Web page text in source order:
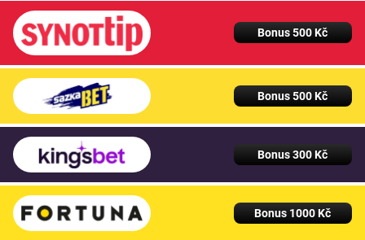
Bonus 500 Kč
Bonus 500 Kč
Bonus 300 Kč
Bonus 1000 Kč